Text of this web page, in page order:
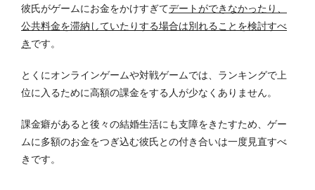
彼氏がゲームにお金をかけすぎてデートができなかったり、
公共料金を滞納していたりする場合は別れることを検討すべ
き です。
とくにオンラインゲームや対戦ゲームでは、ランキングで上
位に入るために高額の課金をする人が少なくありません。
課金癖があると後々の結婚生活にも支障をきたすため、ゲー
ムに多額のお金をつぎ込む彼氏との付き合いは一度見直すべ
きです。